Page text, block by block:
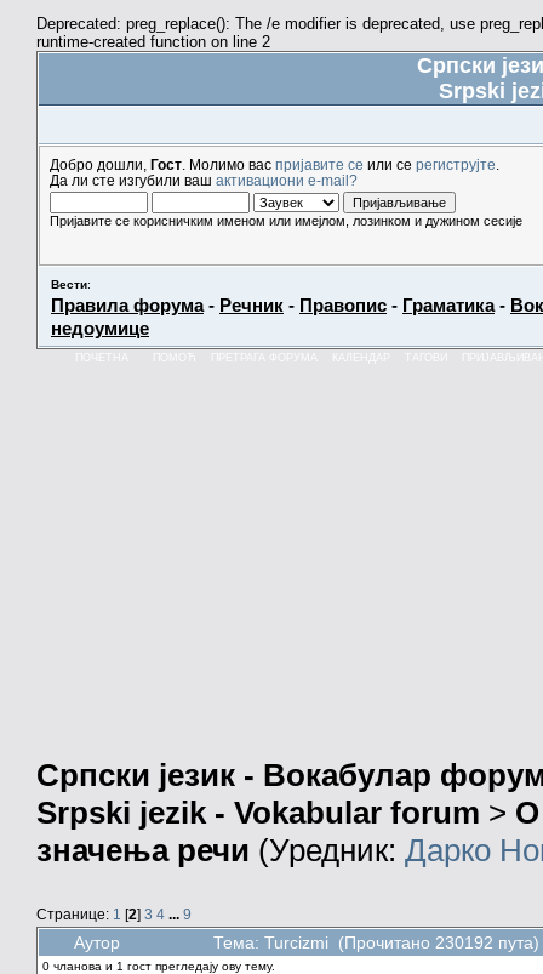
Deprecated: preg_replace(): The /e modifier is deprecated, use
runtime-created function on line 2
Српски
Srpski
Добро дошли, Гост . Молимо вас пријавите се или се региструјте
Да ли сте изгубили ваш активациони e-mail?
Пријавите се корисничким именом или имејлом, лозинком и дужином сесије
Вести:
Правила форума- Речник - Правопис - Граматика-
недоумице
КАЛЕНДАР
Српски језик - Вокабулар
Srpski jezik - Vokabular forum > О
значења речи (Уредник: Дарко
Странице: 1 [2] 3 4 ... 9
Аутор Тема: Turcizmi (Прочитано 230192 пута)
0 чланова и 1 гост прегледају ову тему.